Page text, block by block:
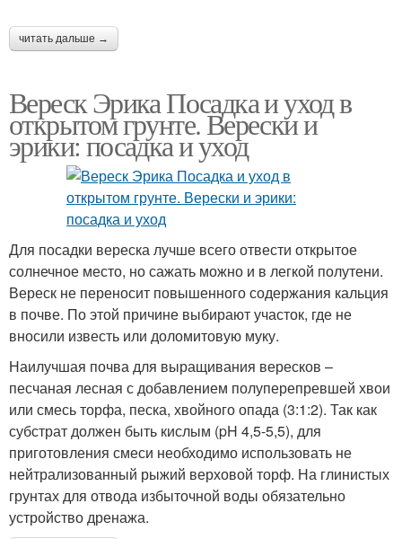
читать дальше →
Вереск Эрика Посадка и уход в
открытом грунте. Верески и
эрики: посадка и уход
Для посадки вереска лучше всего отвести открытое
солнечное место, но сажать можно и в легкой полутени.
Вереск не переносит повышенного содержания кальция
в почве. По этой причине выбирают участок, где не
вносили известь или доломитовую муку.
Наилучшая почва для выращивания вересков –
песчаная лесная с добавлением полуперепревшей хвои
или смесь торфа, песка, хвойного опада (3:1:2). Так как
субстрат должен быть кислым (pH 4,5-5,5), для
приготовления смеси необходимо использовать не
нейтрализованный рыжий верховой торф. На глинистых
грунтах для отвода избыточной воды обязательно
устройство дренажа.